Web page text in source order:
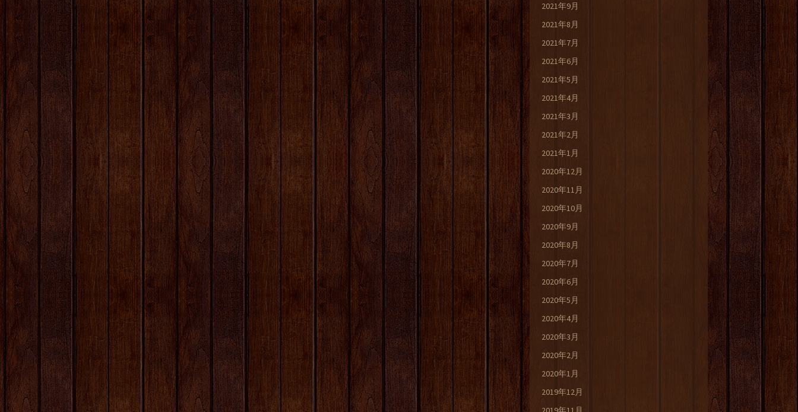
2021年9月
2021年8月
2021年7月
2021年6月
2021年5月
2021年4月
2021年3月
2021年2月
2021年1月
2020年12月
2020年11月
2020年10月
2020年9月
2020年8月
2020年7月
2020年6月
2020年5月
2020年4月
2020年3月
2020年2月
2020年1月
2019年12月